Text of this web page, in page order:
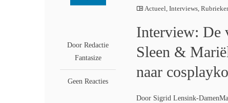
Door Redactie
Fantasize
Geen Reacties
Actueel ,Interviews ,
Interview: De
Sleen &
naar
Door Sigrid Lensink-